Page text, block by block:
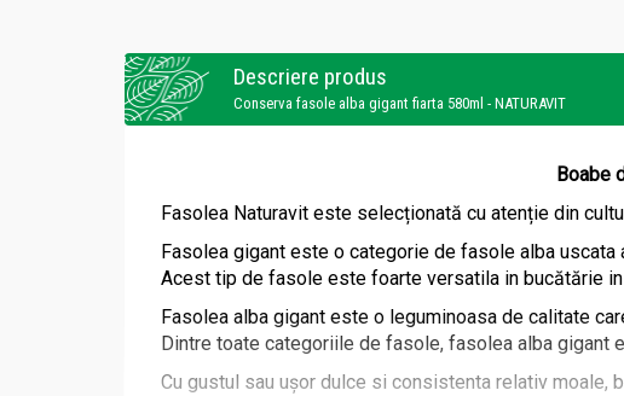
Descriere produs
Conserva fasole alba gigant fiarta 580ml - NATURAVIT
Boabe
Fasolea Naturavit este selecționată cu atenție din
Fasolea gigant este o categorie de fasole alba
Acest tip de fasole este foarte versatila in bucătărie
Fasolea alba gigant este o leguminoasa de calitate
Dintre toate categoriile de fasole, fasolea alba gigant
Cu gustul sau ușor dulce si consistenta relativ moale,